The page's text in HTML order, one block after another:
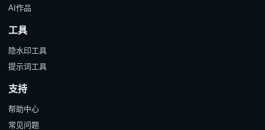
AI作品
工具
隐水印工具
提示词工具
支持
帮助中心
常见问题